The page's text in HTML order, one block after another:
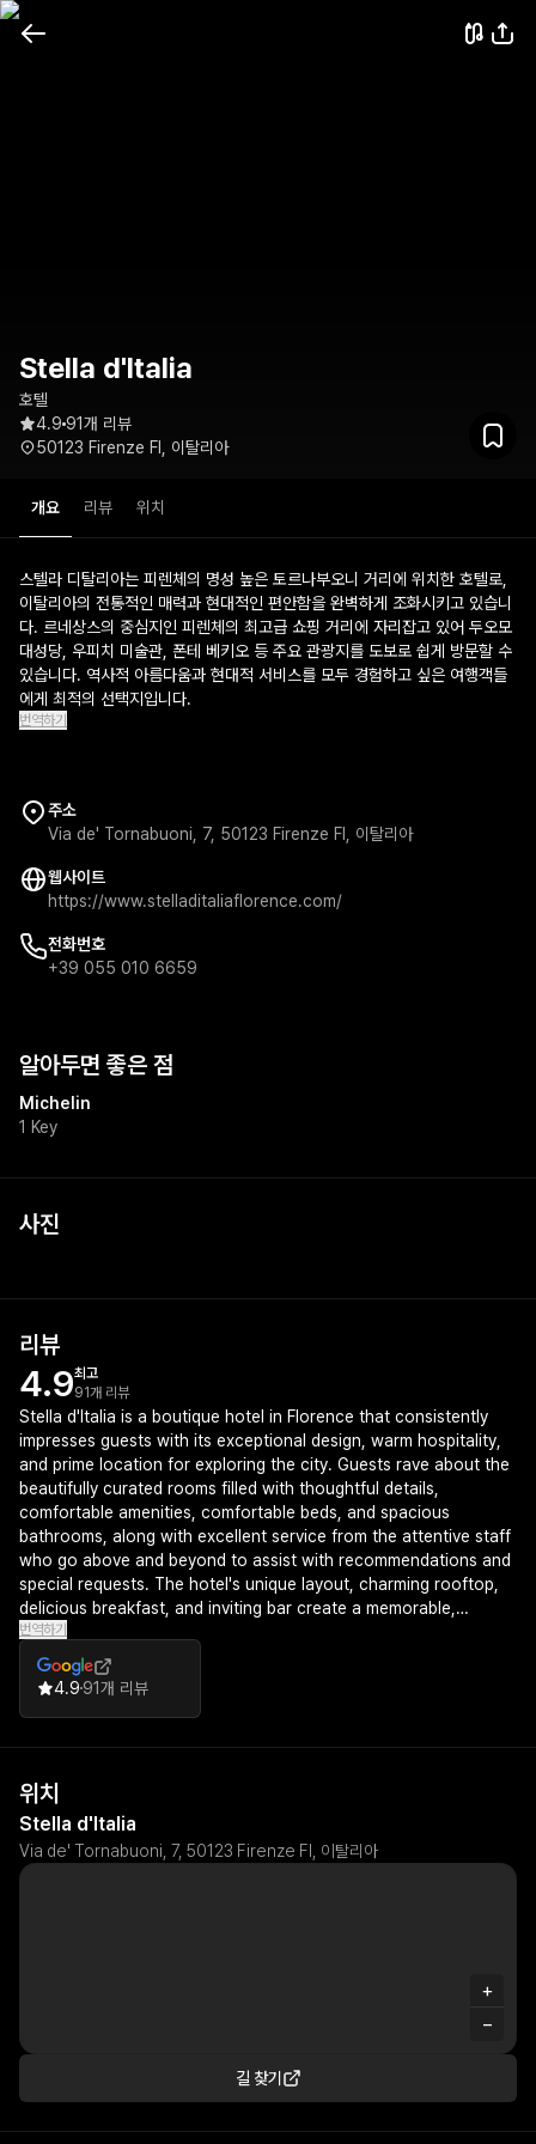
Stella d'Italia
호텔
4.9 91개 리뷰
50123 Firenze FI, 이탈리아
개요 리뷰 위치
스텔라 디탈리아는 피렌체의 명성 높은 토르나부오니 거리에 위치한 호텔로,
이탈리아의 전통적인 매력과 현대적인 편안함을 완벽하게 조화시키고 있습니
다. 르네상스의 중심지인 피렌체의 최고급 쇼핑 거리에 자리잡고 있어 두오모
대성당, 우피치 미술관, 폰테 베키오 등 주요 관광지를 도보로 쉽게 방문할 수
있습니다. 역사적 아름다움과 현대적 서비스를 모두 경험하고 싶은 여행객들
에게 최적의 선택지입니다.
번역하기
주소
Via de' Tornabuoni, 7, 50123 Firenze FI, 이탈리아
웹사이트
https://www.stelladitaliaflorence.com/
전화번호
+39 055 010 6659
알아두면 좋은 점
Michelin
1 Key
사진
리뷰
4.9최고
91개 리뷰
Stella d'Italia is a boutique hotel in Florence that consistently
impresses guests with its exceptional design, warm hospitality,
and prime location for exploring the city. Guests rave about the
beautifully curated rooms filled with thoughtful details,
comfortable amenities, comfortable beds, and spacious
bathrooms, along with excellent service from the attentive staff
who go above and beyond to assist with recommendations and
special requests. The hotel's unique layout, charming rooftop,
delicious breakfast, and inviting bar create a memorable,
personal experience that makes visitors eager to return.
번역하기
4.9 91개 리뷰
위치
Stella d'Italia
Via de' Tornabuoni, 7, 50123 Firenze FI, 이탈리아
+
−
길 찾기